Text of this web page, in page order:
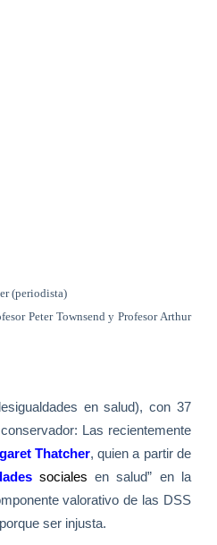
(periodista)
Peter Townsend y Profesor Arthur
en salud), con 37
Las recientemente
Thatcher, quien a partir de
sociales en salud” en la
valorativo de las DSS
ser injusta.